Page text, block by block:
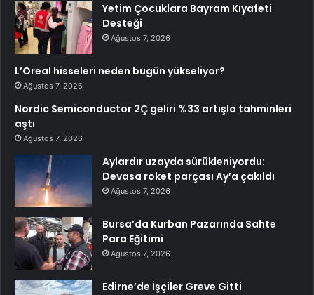
Yetim Çocuklara Bayram Kıyafeti
Desteği
Ağustos 7, 2026
L’Oreal hisseleri neden bugün yükseliyor?
Ağustos 7, 2026
Nordic Semiconductor 2Ç geliri %33 artışla tahminleri
aştı
Ağustos 7, 2026
Aylardır uzayda sürükleniyordu:
Devasa roket parçası Ay’a çakıldı
Ağustos 7, 2026
Bursa’da Kurban Pazarında Sahte
Para Eğitimi
Ağustos 7, 2026
Edirne’de İşçiler Greve Gitti